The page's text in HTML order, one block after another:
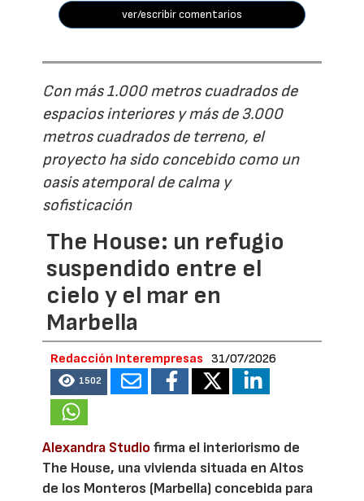
ver/escribir comentarios
Con más 1.000 metros cuadrados de
espacios interiores y más de 3.000
metros cuadrados de terreno, el
proyecto ha sido concebido como un
oasis atemporal de calma y
sofisticación
The House: un refugio
suspendido entre el
cielo y el mar en
Marbella
Redacción Interempresas 31/07/2026
1502
Alexandra Studio firma el interiorismo de
The House, una vivienda situada en Altos
de los Monteros (Marbella) concebida para